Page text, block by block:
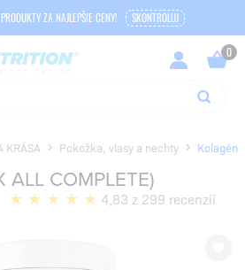
ZA NAJLEPŠIE CENY! SKONTROLUJ
KRÁSA Pokožka, vlasy a nechty Kolagén
ALL COMPLETE)
4,83 z 299 recenzií